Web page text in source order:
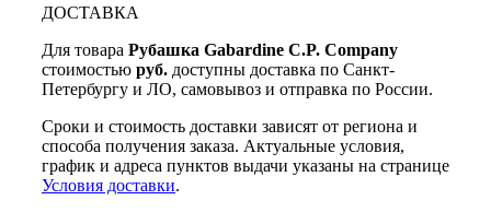
ДОСТАВКА
Для товара Рубашка Gabardine C.P. Company
стоимостью руб. доступны доставка по Санкт-
Петербургу и ЛО, самовывоз и отправка по России.
Сроки и стоимость доставки зависят от региона и
способа получения заказа. Актуальные условия,
график и адреса пунктов выдачи указаны на странице
Условия доставки.